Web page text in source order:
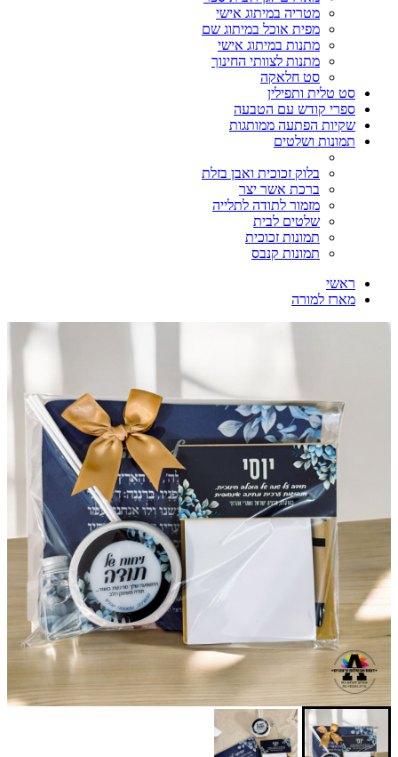
מטריה במיתוג אישי
מפית אוכל במיתוג שם
מתנות במיתוג אישי
מתנות לצוותי החינוך
סט חלאקה
סט טלית ותפילין
ספרי קודש עם הטבעה
שקיות הפתעה ממותגות
תמונות ושלטים
בלוק זכוכית ואבן בזלת
ברכת אשר יצר
מזמור לתודה לתלייה
שלטים לבית
תמונות זכוכית
תמונות קנבס
ראשי
מארז למורה